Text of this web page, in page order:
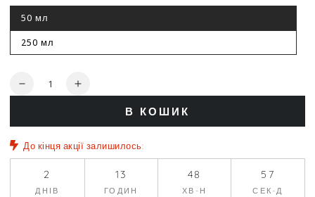
50 мл
Цей
варіант
роспродано
250 мл
Цей
варіант
Кількість
Зменшити
маска
-
Holy
Land
Збільшити
маска
-
В КОШИК
До кінця акції залишилось:
2
ДНІВ
13
ГОДИН
48
ХВ-Н
57
СЕК-Д